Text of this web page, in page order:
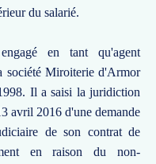
du salarié.
en tant qu'agent
société Miroiterie d'Armor
Il a saisi la juridiction
avril 2016 d'une demande
de son contrat de
en raison du non-